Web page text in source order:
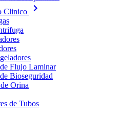
Clinico
Flujo Laminar
Bioseguridad
Orina
de Tubos